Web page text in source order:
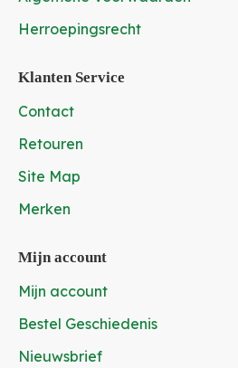
Herroepingsrecht
Klanten Service
Contact
Retouren
Site Map
Merken
Mijn account
Mijn account
Bestel Geschiedenis
Nieuwsbrief